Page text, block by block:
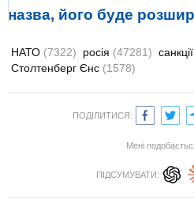
назва, його буде
НАТО (7322) росія (47281) санкції
Столтенберг Єнс (1578)
ПОДІЛИТИСЯ:
Мені
ПІДСУМУВАТИ: